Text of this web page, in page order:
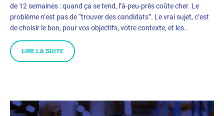
de 12 semaines : quand ça se tend, l’à-peu-près coûte cher. Le
problème n’est pas de “trouver des candidats”. Le vrai sujet, c’est
de choisir le bon, pour vos objectifs, votre contexte, et les…
LIRE LA SUITE